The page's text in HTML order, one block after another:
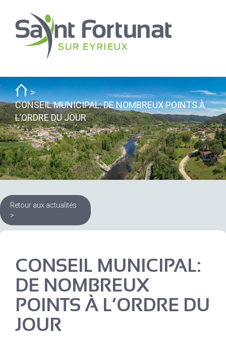
CONSEIL MUNICIPAL: DE NOMBREUX POINTS À
L’ORDRE DU JOUR
Retour aux actualités
>
CONSEIL MUNICIPAL:
DE NOMBREUX
POINTS À L’ORDRE DU
JOUR